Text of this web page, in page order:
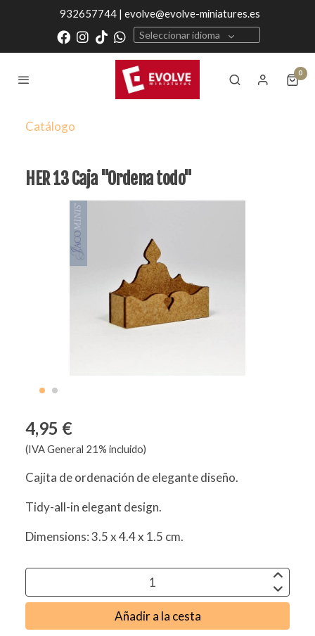
932657744 | evolve@evolve-miniatures.es
Seleccionar idioma
0
Catálogo
HER 13 Caja "Ordena todo"
4,95 €
(IVA General 21% incluido)
Cajita de ordenación de elegante diseño.
Tidy-all-in elegant design.
Dimensions: 3.5 x 4.4 x 1.5 cm.
Añadir a la cesta